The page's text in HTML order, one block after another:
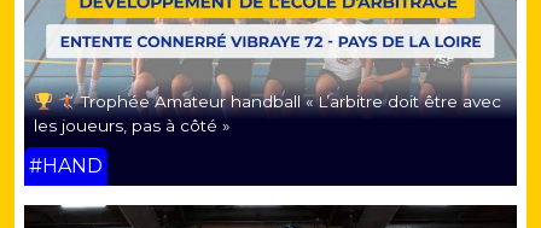
Trophée Amateur handball « L’arbitre doit être avec
les joueurs, pas à côté »
#HAND